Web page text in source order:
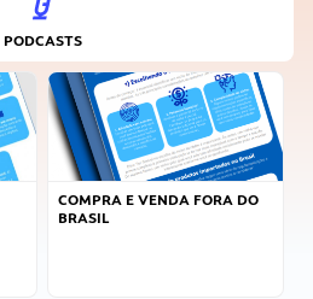
PODCASTS
COMPRA E VENDA FORA DO
BRASIL